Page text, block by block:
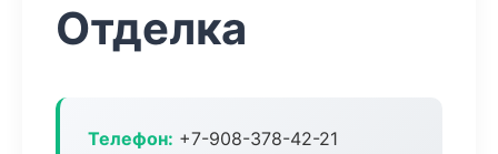
Отделка
Телефон: +7-908-378-42-21